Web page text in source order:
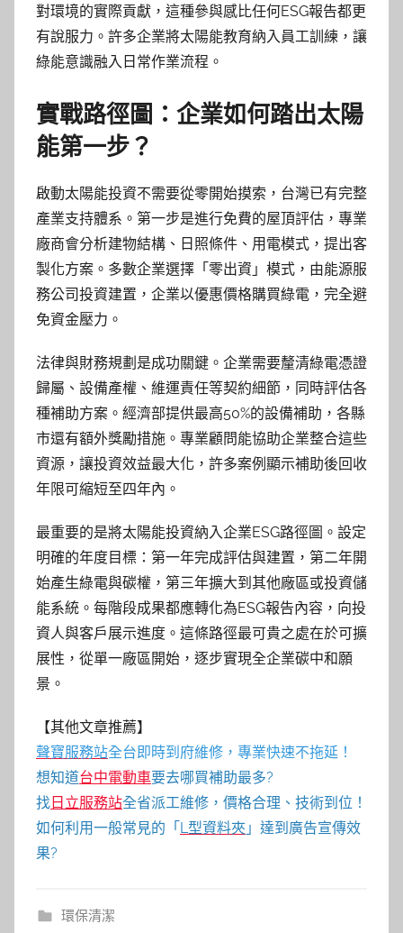
對環境的實際貢獻，這種參與感比任何ESG報告都更
有說服力。許多企業將太陽能教育納入員工訓練，讓
綠能意識融入日常作業流程。
實戰路徑圖：企業如何踏出太陽
能第一步？
啟動太陽能投資不需要從零開始摸索，台灣已有完整
產業支持體系。第一步是進行免費的屋頂評估，專業
廠商會分析建物結構、日照條件、用電模式，提出客
製化方案。多數企業選擇「零出資」模式，由能源服
務公司投資建置，企業以優惠價格購買綠電，完全避
免資金壓力。
法律與財務規劃是成功關鍵。企業需要釐清綠電憑證
歸屬、設備產權、維運責任等契約細節，同時評估各
種補助方案。經濟部提供最高50%的設備補助，各縣
市還有額外獎勵措施。專業顧問能協助企業整合這些
資源，讓投資效益最大化，許多案例顯示補助後回收
年限可縮短至四年內。
最重要的是將太陽能投資納入企業ESG路徑圖。設定
明確的年度目標：第一年完成評估與建置，第二年開
始產生綠電與碳權，第三年擴大到其他廠區或投資儲
能系統。每階段成果都應轉化為ESG報告內容，向投
資人與客戶展示進度。這條路徑最可貴之處在於可擴
展性，從單一廠區開始，逐步實現全企業碳中和願
景。
【其他文章推薦】
聲寶服務站全台即時到府維修，專業快速不拖延！
想知道台中電動車要去哪買補助最多?
找 日立服務站全省派工維修，價格合理、技術到位！
如何利用一般常見的「 L型資料夾 」達到廣告宣傳效
果?
環保清潔